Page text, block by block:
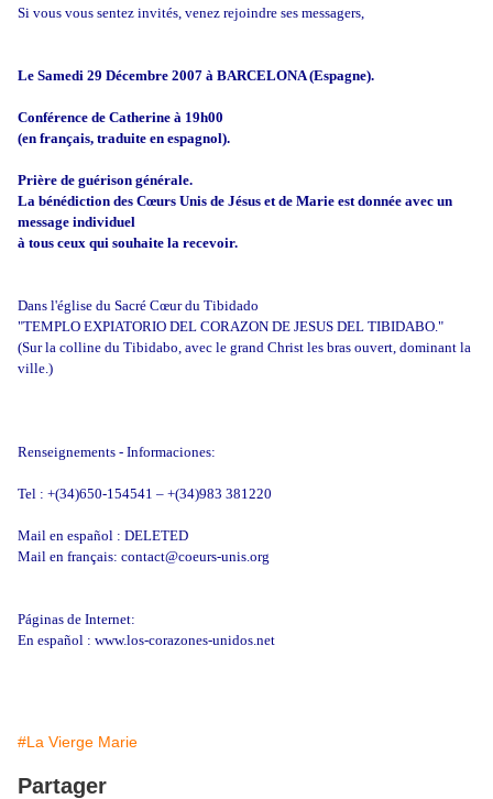
Si vous vous sentez invités, venez rejoindre ses messagers,
Le Samedi 29 Décembre 2007 à BARCELONA (Espagne).
Conférence de Catherine à 19h00
(en français, traduite en espagnol).
Prière de guérison générale.
La bénédiction des Cœurs Unis de Jésus et de Marie est donnée avec un
message individuel
à tous ceux qui souhaite la recevoir.
Dans l'église du Sacré Cœur du Tibidado
"TEMPLO EXPIATORIO DEL CORAZON DE JESUS DEL TIBIDABO."
(Sur la colline du Tibidabo, avec le grand Christ les bras ouvert, dominant la
ville.)
Renseignements - Informaciones:
Tel : +(34)650-154541 – +(34)983 381220
Mail en español : DELETED
Mail en français: contact@coeurs-unis.org
Páginas de Internet:
En español : www.los-corazones-unidos.net
#La Vierge Marie
Partager